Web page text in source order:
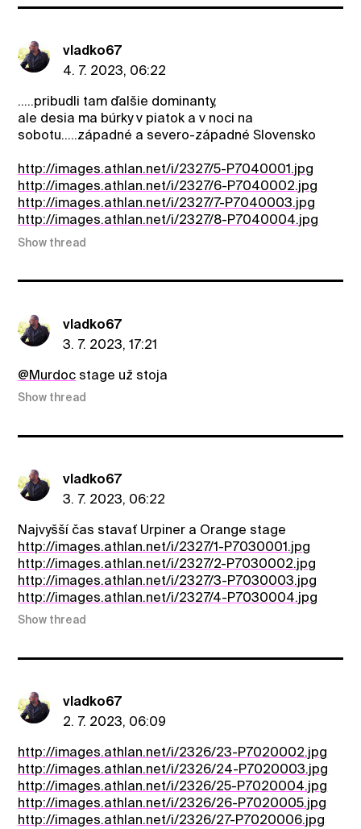
vladko67
4. 7. 2023, 06:22
.....pribudli tam ďalšie dominanty,
ale desia ma búrky v piatok a v noci na
sobotu.....západné a severo-západné Slovensko
http://images.athlan.net/i/2327/5-P7040001.jpg
http://images.athlan.net/i/2327/6-P7040002.jpg
http://images.athlan.net/i/2327/7-P7040003.jpg
http://images.athlan.net/i/2327/8-P7040004.jpg
Show thread
vladko67
3. 7. 2023, 17:21
@Murdoc stage už stoja
Show thread
vladko67
3. 7. 2023, 06:22
Najvyšší čas stavať Urpiner a Orange stage
http://images.athlan.net/i/2327/1-P7030001.jpg
http://images.athlan.net/i/2327/2-P7030002.jpg
http://images.athlan.net/i/2327/3-P7030003.jpg
http://images.athlan.net/i/2327/4-P7030004.jpg
Show thread
vladko67
2. 7. 2023, 06:09
http://images.athlan.net/i/2326/23-P7020002.jpg
http://images.athlan.net/i/2326/24-P7020003.jpg
http://images.athlan.net/i/2326/25-P7020004.jpg
http://images.athlan.net/i/2326/26-P7020005.jpg
http://images.athlan.net/i/2326/27-P7020006.jpg